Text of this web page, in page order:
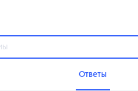
Ответы